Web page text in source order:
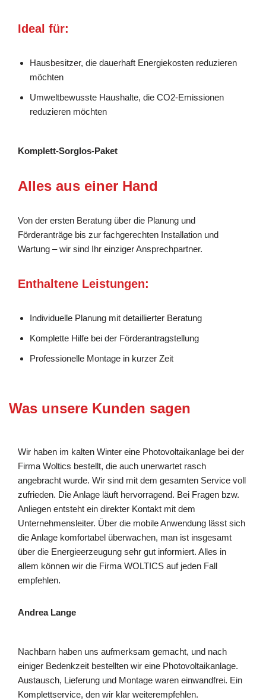
Ideal für:
Hausbesitzer, die dauerhaft Energiekosten reduzieren
möchten
Umweltbewusste Haushalte, die CO2-Emissionen
reduzieren möchten
Komplett-Sorglos-Paket
Alles aus einer Hand
Von der ersten Beratung über die Planung und
Förderanträge bis zur fachgerechten Installation und
Wartung – wir sind Ihr einziger Ansprechpartner.
Enthaltene Leistungen:
Individuelle Planung mit detaillierter Beratung
Komplette Hilfe bei der Förderantragstellung
Professionelle Montage in kurzer Zeit
Was unsere Kunden sagen
Wir haben im kalten Winter eine Photovoltaikanlage bei der
Firma Woltics bestellt, die auch unerwartet rasch
angebracht wurde. Wir sind mit dem gesamten Service voll
zufrieden. Die Anlage läuft hervorragend. Bei Fragen bzw.
Anliegen entsteht ein direkter Kontakt mit dem
Unternehmensleiter. Über die mobile Anwendung lässt sich
die Anlage komfortabel überwachen, man ist insgesamt
über die Energieerzeugung sehr gut informiert. Alles in
allem können wir die Firma WOLTICS auf jeden Fall
empfehlen.
Andrea Lange
Nachbarn haben uns aufmerksam gemacht, und nach
einiger Bedenkzeit bestellten wir eine Photovoltaikanlage.
Austausch, Lieferung und Montage waren einwandfrei. Ein
Komplettservice, den wir klar weiterempfehlen.